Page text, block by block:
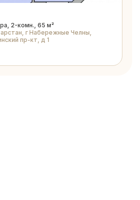
2-комн., 65 м²
г Набережные Челны,
пр-кт, д 1